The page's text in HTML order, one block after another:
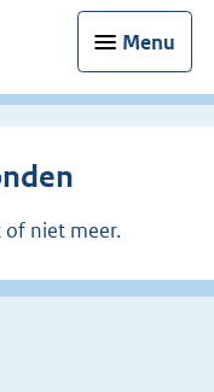
Menu
of niet meer.